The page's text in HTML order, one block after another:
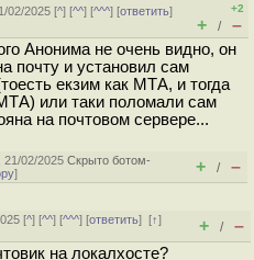
02/2025 [^] [^^] [^^^] [ответить]
+2
+ / –
Анонима не очень видно, он
почту и установил сам
екзим как МТА, и тогда
или таки поломали сам
на почтовом сервере...
21/02/2025Скрыто ботом-
] + / –
[^] [^^] [^^^] [ответить][↑]
+ / –
на локалхосте?